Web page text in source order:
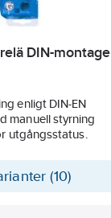
DIN-montage
enligt DIN-EN
manuell styrning
utgångsstatus.
(10)